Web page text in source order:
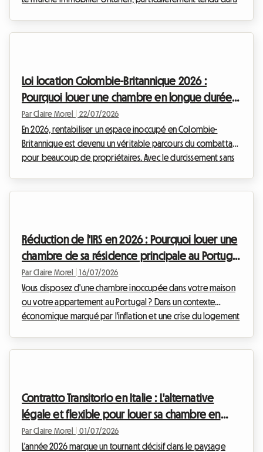
aimeraient générer un revenu d'appoint pour p...
Loi location Colombie-Britannique 2026 :
Pourquoi louer une chambre en longue durée
est la solution idéale
Par Claire Morel 22/07/2026
En 2026, rentabiliser un espace inoccupé en Colombie-
Britannique est devenu un véritable parcours du combattant
pour beaucoup de propriétaires. Avec le durcissement sans
revenus complémentaires légalement, sans ris...
Réduction de l'IRS en 2026 : Pourquoi louer une
chambre de sa résidence principale au Portugal
devient très rentable
Par Claire Morel 16/07/2026
Vous disposez d'une chambre inoccupée dans votre maison
ou votre appartement au Portugal ? Dans un contexte
économique marqué par l'inflation et une crise du logement
: la fiscalité location chambre Portugal 20...
Contratto Transitorio en Italie : L'alternative
légale et flexible pour louer sa chambre en
2026
Par Claire Morel 01/07/2026
L'année 2026 marque un tournant décisif dans le paysage